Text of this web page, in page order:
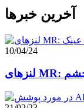
آخرین خبرها
10/04/24